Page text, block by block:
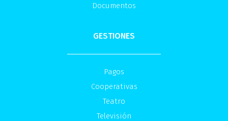
Documentos
GESTIONES
Pagos
Cooperativas
Teatro
Televisión